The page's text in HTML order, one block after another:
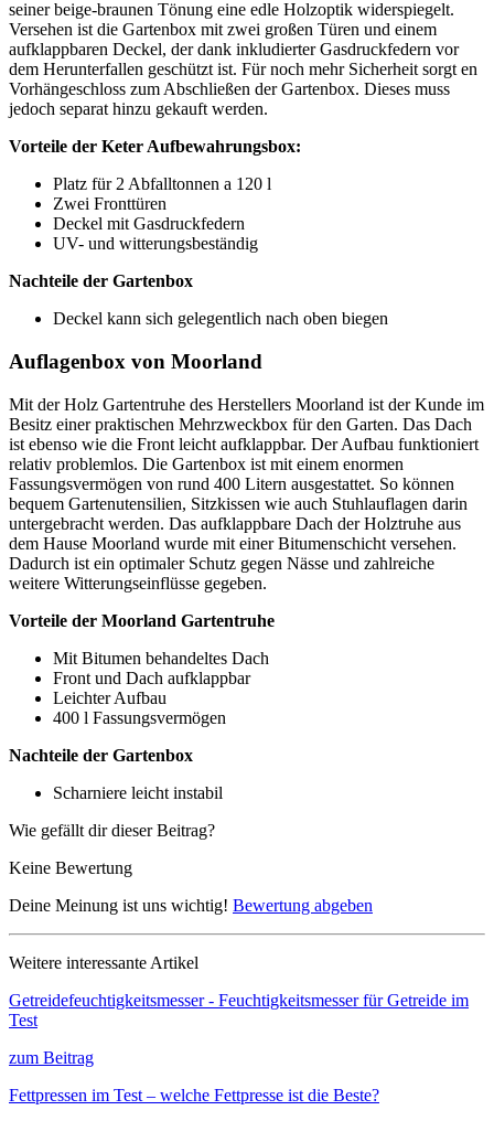
seiner beige-braunen Tönung eine edle Holzoptik widerspiegelt.
Versehen ist die Gartenbox mit zwei großen Türen und einem
aufklappbaren Deckel, der dank inkludierter Gasdruckfedern vor
dem Herunterfallen geschützt ist. Für noch mehr Sicherheit sorgt en
Vorhängeschloss zum Abschließen der Gartenbox. Dieses muss
jedoch separat hinzu gekauft werden.
Vorteile der Keter Aufbewahrungsbox:
Platz für 2 Abfalltonnen a 120 l
Zwei Fronttüren
Deckel mit Gasdruckfedern
UV- und witterungsbeständig
Nachteile der Gartenbox
Deckel kann sich gelegentlich nach oben biegen
Auflagenbox von Moorland
Mit der Holz Gartentruhe des Herstellers Moorland ist der Kunde im
Besitz einer praktischen Mehrzweckbox für den Garten. Das Dach
ist ebenso wie die Front leicht aufklappbar. Der Aufbau funktioniert
relativ problemlos. Die Gartenbox ist mit einem enormen
Fassungsvermögen von rund 400 Litern ausgestattet. So können
bequem Gartenutensilien, Sitzkissen wie auch Stuhlauflagen darin
untergebracht werden. Das aufklappbare Dach der Holztruhe aus
dem Hause Moorland wurde mit einer Bitumenschicht versehen.
Dadurch ist ein optimaler Schutz gegen Nässe und zahlreiche
weitere Witterungseinflüsse gegeben.
Vorteile der Moorland Gartentruhe
Mit Bitumen behandeltes Dach
Front und Dach aufklappbar
Leichter Aufbau
400 l Fassungsvermögen
Nachteile der Gartenbox
Scharniere leicht instabil
Wie gefällt dir dieser Beitrag?
Keine Bewertung
Deine Meinung ist uns wichtig! Bewertung abgeben
Weitere interessante Artikel
Getreidefeuchtigkeitsmesser - Feuchtigkeitsmesser für Getreide im
Test
zum Beitrag
Fettpressen im Test – welche Fettpresse ist die Beste?